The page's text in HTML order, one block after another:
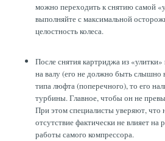
можно переходить к снятию самой
выполняйте с максимальной
целостность колеса.
После снятия картриджа из
на валу (его не должно быть слышно
типа люфта (поперечного), то его
турбины. Главное, чтобы он не
При этом специалисты уверяют, что
отсутствие фактически не влияет на
работы самого компрессора.